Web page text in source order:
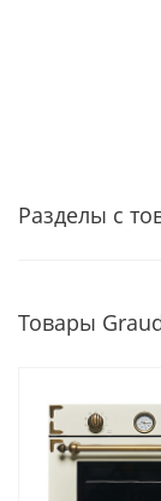
Разделы с
Товары